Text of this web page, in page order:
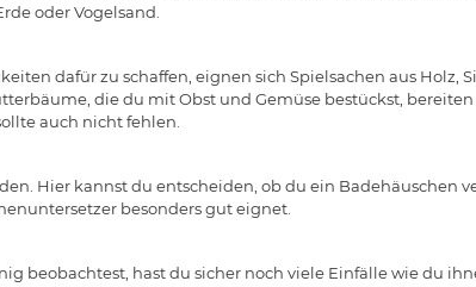
oder Vogelsand.
dafür zu schaffen, eignen sich Spielsachen aus Holz,
die du mit Obst und Gemüse bestückst, bereiten
auch nicht fehlen.
Hier kannst du entscheiden, ob du ein Badehäuschen
besonders gut eignet.
beobachtest, hast du sicher noch viele Einfälle wie du